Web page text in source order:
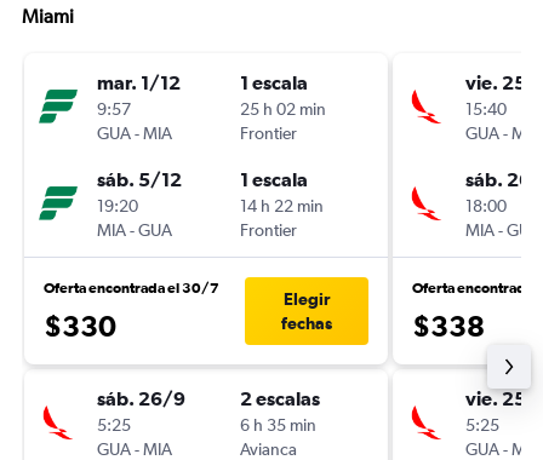
Miami
mar. 1/12
9:57
GUA-MIA
1 escala
25 h 02 min
Frontier
sáb. 5/12
19:20
MIA-GUA
1 escala
14 h 22 min
Frontier
Oferta encontrada el 30/7
$330
Elegir
fechas
sáb. 26/9
5:25
GUA-MIA
2 escalas
6 h 35 min
Avianca
vie. 25/
15:40
GUA-MIA
sáb.
18:00
MIA-GUA
Oferta encontrada
$338
vie. 25/
5:25
GUA-MIA